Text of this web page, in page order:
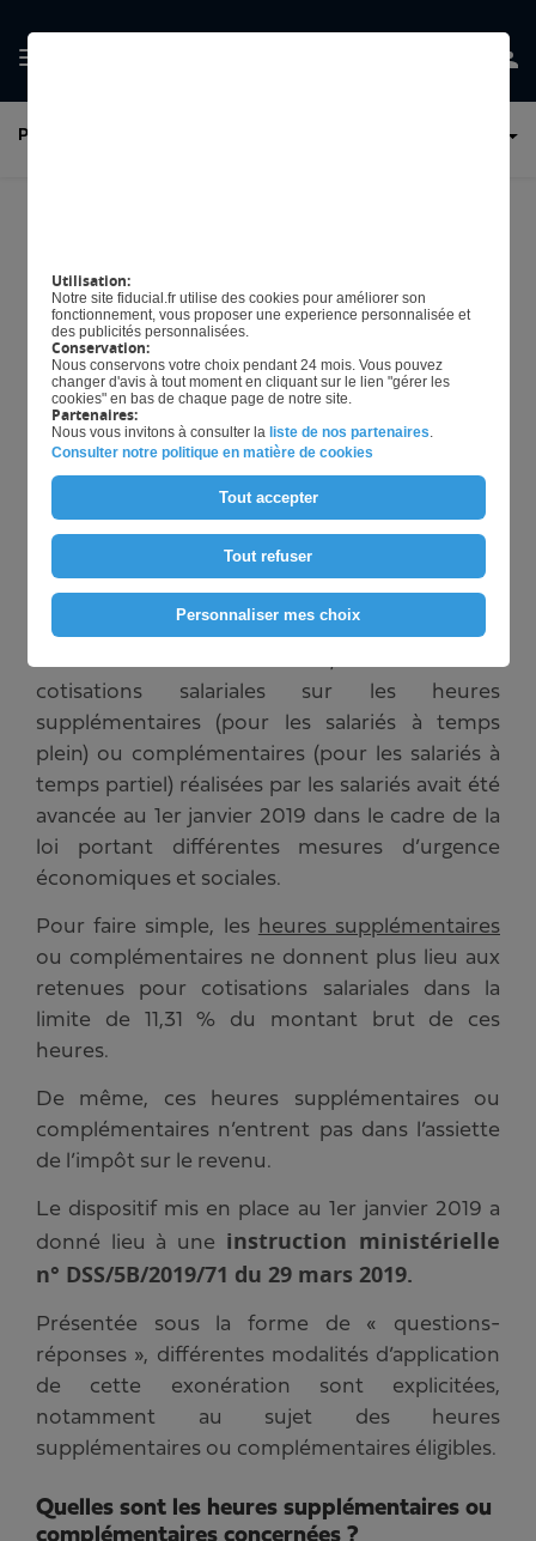
PAIE ET GESTION DES SALARIÉS
complémentaires :
exonération de cotisations
salariales
Télécharger L'article
Mis à jour le 05/05/2019
Annoncée en décembre 2018, l’exonération de
cotisations salariales sur les heures
supplémentaires (pour les salariés à temps
plein) ou complémentaires (pour les salariés à
temps partiel) réalisées par les salariés avait été
avancée au 1er janvier 2019 dans le cadre de la
loi portant différentes mesures d’urgence
économiques et sociales.
Pour faire simple, les heures supplémentaires
ou complémentaires ne donnent plus lieu aux
retenues pour cotisations salariales dans la
limite de 11,31 % du montant brut de ces
heures.
De même, ces heures supplémentaires ou
complémentaires n’entrent pas dans l’assiette
de l’impôt sur le revenu.
Le dispositif mis en place au 1er janvier 2019 a
donné lieu à une instruction ministérielle
n° DSS/5B/2019/71 du 29 mars 2019.
Présentée sous la forme de « questions-
réponses », différentes modalités d’application
de cette exonération sont explicitées,
notamment au sujet des heures
supplémentaires ou complémentaires éligibles.
Quelles sont les heures supplémentaires ou
complémentaires concernées ?
Utilisation:
Notre site fiducial.fr utilise des cookies pour améliorer son
fonctionnement, vous proposer une experience personnalisée et
des publicités personnalisées.
Conservation:
Nous conservons votre choix pendant 24 mois. Vous pouvez
changer d'avis à tout moment en cliquant sur le lien "gérer les
cookies" en bas de chaque page de notre site.
Partenaires:
Nous vous invitons à consulter la liste de nos partenaires.
Consulter notre politique en matière de cookies
Tout accepter
Tout refuser
Personnaliser mes choix